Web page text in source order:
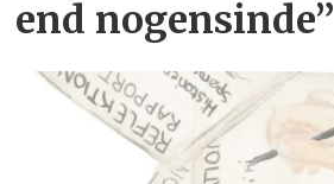
end nogensinde”